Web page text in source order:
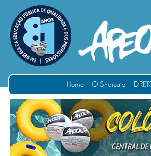
Home O Sindicato